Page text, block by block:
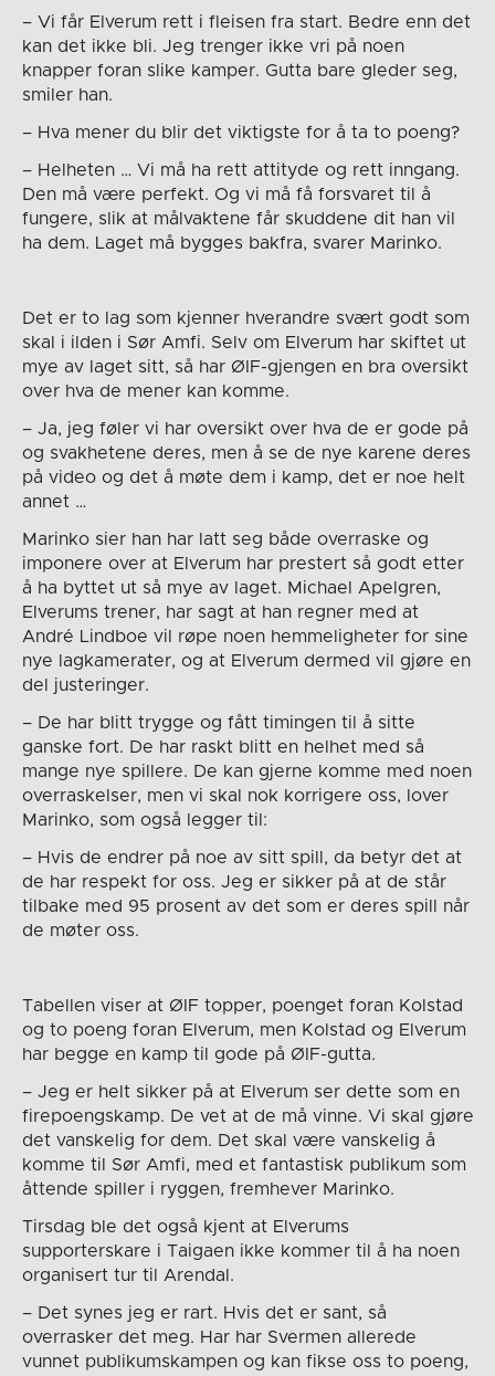
– Vi får Elverum rett i fleisen fra start. Bedre enn det
kan det ikke bli. Jeg trenger ikke vri på noen
knapper foran slike kamper. Gutta bare gleder seg,
smiler han.
– Hva mener du blir det viktigste for å ta to poeng?
– Helheten … Vi må ha rett attityde og rett inngang.
Den må være perfekt. Og vi må få forsvaret til å
fungere, slik at målvaktene får skuddene dit han vil
ha dem. Laget må bygges bakfra, svarer Marinko.
Det er to lag som kjenner hverandre svært godt som
skal i ilden i Sør Amfi. Selv om Elverum har skiftet ut
mye av laget sitt, så har ØIF-gjengen en bra oversikt
over hva de mener kan komme.
– Ja, jeg føler vi har oversikt over hva de er gode på
og svakhetene deres, men å se de nye karene deres
på video og det å møte dem i kamp, det er noe helt
annet …
Marinko sier han har latt seg både overraske og
imponere over at Elverum har prestert så godt etter
å ha byttet ut så mye av laget. Michael Apelgren,
Elverums trener, har sagt at han regner med at
André Lindboe vil røpe noen hemmeligheter for sine
nye lagkamerater, og at Elverum dermed vil gjøre en
del justeringer.
– De har blitt trygge og fått timingen til å sitte
ganske fort. De har raskt blitt en helhet med så
mange nye spillere. De kan gjerne komme med noen
overraskelser, men vi skal nok korrigere oss, lover
Marinko, som også legger til:
– Hvis de endrer på noe av sitt spill, da betyr det at
de har respekt for oss. Jeg er sikker på at de står
tilbake med 95 prosent av det som er deres spill når
de møter oss.
Tabellen viser at ØIF topper, poenget foran Kolstad
og to poeng foran Elverum, men Kolstad og Elverum
har begge en kamp til gode på ØIF-gutta.
– Jeg er helt sikker på at Elverum ser dette som en
firepoengskamp. De vet at de må vinne. Vi skal gjøre
det vanskelig for dem. Det skal være vanskelig å
komme til Sør Amfi, med et fantastisk publikum som
åttende spiller i ryggen, fremhever Marinko.
Tirsdag ble det også kjent at Elverums
supporterskare i Taigaen ikke kommer til å ha noen
organisert tur til Arendal.
– Det synes jeg er rart. Hvis det er sant, så
overrasker det meg. Har har Svermen allerede
vunnet publikumskampen og kan fikse oss to poeng,